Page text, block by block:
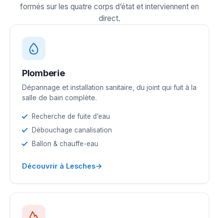
formés sur les quatre corps d’état et interviennent en
direct.
Plomberie
Dépannage et installation sanitaire, du joint qui fuit à la
salle de bain complète.
Recherche de fuite d’eau
Débouchage canalisation
Ballon & chauffe-eau
Découvrir à Lesches→